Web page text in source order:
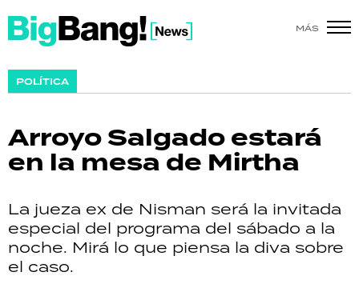
MÁS
POLÍTICA
Arroyo Salgado estará
en la mesa de Mirtha
La jueza ex de Nisman será la invitada
especial del programa del sábado a la
noche. Mirá lo que piensa la diva sobre
el caso.
SHOW
ACTUALIDAD
ECONOMÍA
GRAN HERMANO